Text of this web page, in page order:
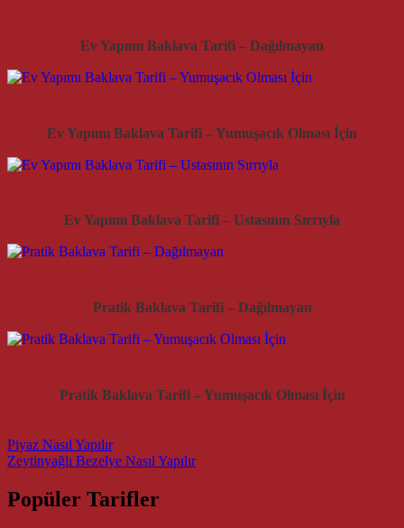
Ev Yapımı Baklava Tarifi – Dağılmayan
Ev Yapımı Baklava Tarifi – Yumuşacık Olması İçin
Ev Yapımı Baklava Tarifi – Ustasının Sırrıyla
Pratik Baklava Tarifi – Dağılmayan
Pratik Baklava Tarifi – Yumuşacık Olması İçin
Post navigation
Piyaz Nasıl Yapılır
Zeytinyağlı Bezelye Nasıl Yapılır
Popüler Tarifler